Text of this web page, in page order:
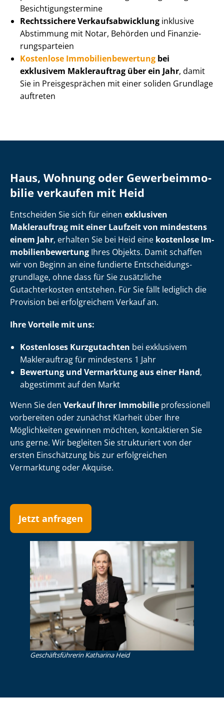
Be­sich­ti­gungs­ter­mi­ne
Rechtssichere Ver­kaufs­ab­wick­lung inklusive
Abstimmung mit Notar, Behörden und Fi­nan­zie­
rungs­par­tei­en
Kostenlose Im­mo­bi­li­en­be­wer­tung bei
exklusivem Maklerauftrag über ein Jahr, damit
Sie in Preisgesprächen mit einer soliden Grundlage
auftreten
Haus, Wohnung oder Ge­wer­be­im­mo­
bi­lie verkaufen mit Heid
Entscheiden Sie sich für einen exklusiven
Maklerauftrag mit einer Laufzeit von mindestens
einem Jahr, erhalten Sie bei Heid eine kostenlose Im­
mo­bi­li­en­be­wer­tung Ihres Objekts. Damit schaffen
wir von Beginn an eine fundierte Ent­schei­dungs­
grund­la­ge, ohne dass für Sie zusätzliche
Gutachterkosten entstehen. Für Sie fällt lediglich die
Provision bei erfolgreichem Verkauf an.
Ihre Vorteile mit uns:
Kostenloses Kurzgutachten bei exklusivem
Maklerauftrag für mindestens 1 Jahr
Bewertung und Vermarktung aus einer Hand,
abgestimmt auf den Markt
Wenn Sie den Verkauf Ihrer Immobilie professionell
vorbereiten oder zunächst Klarheit über Ihre
Möglichkeiten gewinnen möchten, kontaktieren Sie
uns gerne. Wir begleiten Sie strukturiert von der
ersten Einschätzung bis zur erfolgreichen
Vermarktung oder Akquise.
Jetzt anfragen
Ge­schäfts­füh­re­rin Katharina Heid